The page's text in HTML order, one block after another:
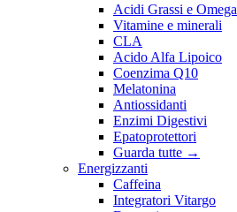
Acidi Grassi e Omega
Vitamine e minerali
CLA
Acido Alfa Lipoico
Coenzima Q10
Melatonina
Antiossidanti
Enzimi Digestivi
Epatoprotettori
Guarda tutte →
Energizzanti
Caffeina
Integratori Vitargo